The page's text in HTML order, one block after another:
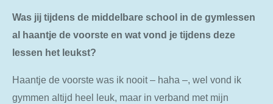
Was jij tijdens de middelbare school in de gymlessen
al haantje de voorste en wat vond je tijdens deze
lessen het leukst?
Haantje de voorste was ik nooit – haha –, wel vond ik
gymmen altijd heel leuk, maar in verband met mijn